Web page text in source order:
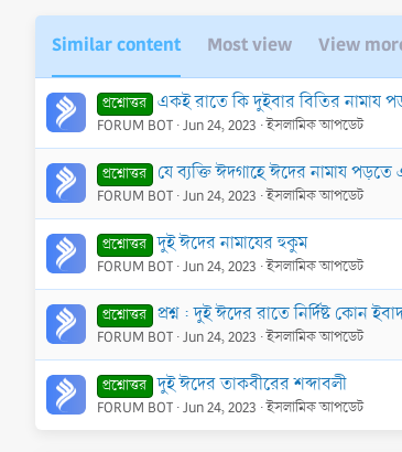
Similar content Most view View
প্রশ্নোত্তর একই রাতে কি দুইবার বিতির নামায
FORUM BOT Jun 24, 2023 ইসলামিক আপডেট
প্রশ্নোত্তর যে ব্যক্তি ঈদগাহে ঈদের নামায
FORUM BOT Jun 24, 2023 ইসলামিক আপডেট
প্রশ্নোত্তর দুই ঈদের নামাযের হুকুম
FORUM BOT Jun 24, 2023 ইসলামিক আপডেট
প্রশ্নোত্তর প্রশ্ন : দুই ঈদের রাতে নির্দিষ্ট কোন
FORUM BOT Jun 24, 2023 ইসলামিক আপডেট
প্রশ্নোত্তর দুই ঈদের তাকবীরের শব্দাবলী
FORUM BOT Jun 24, 2023 ইসলামিক আপডেট